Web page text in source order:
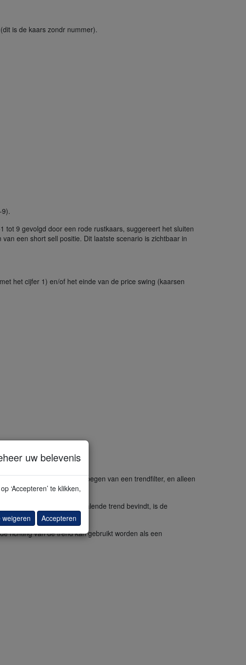
is de kaars zondr nummer).
tot 9 gevolgd door een rode rustkaars, suggereert het sluiten
een short sell positie. Dit laatste scenario is zichtbaar in
het cijfer 1) en/of het einde van de price swing (kaarsen
logische stap is het toevoegen van een trendfilter, en alleen
de markt zich in een dalende trend bevindt, is de
richting van de trend kan gebruikt worden als een
uw belevenis
‘Accepteren’ te klikken,
weigeren Accepteren